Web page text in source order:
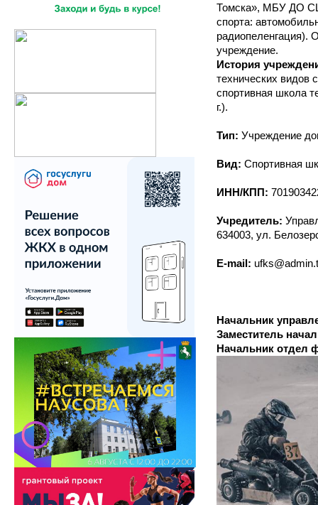
Томска», МБУ ДО СШ
спорта:
радиопеленгация).
учреждение.
История
технических видов
спортивная школа
г.).
Тип: Учреждение
Вид: Спортивная
ИНН/КПП:
Учредитель:
634003, ул.
E-mail:
Начальник
Заместитель
Начальник отдел